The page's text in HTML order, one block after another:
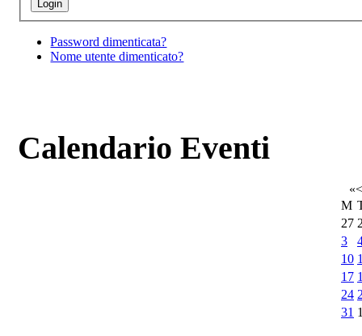
Password dimenticata?
Nome utente dimenticato?
Calendario Eventi
«<
M
27
3
10
17
24
31